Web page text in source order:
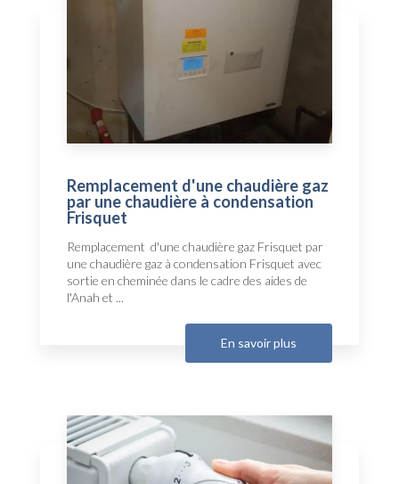
Remplacement d'une chaudière gaz
par une chaudière à condensation
Frisquet
Remplacement d'une chaudière gaz Frisquet par
une chaudière gaz à condensation Frisquet avec
sortie en cheminée dans le cadre des aides de
l'Anah et ...
En savoir plus